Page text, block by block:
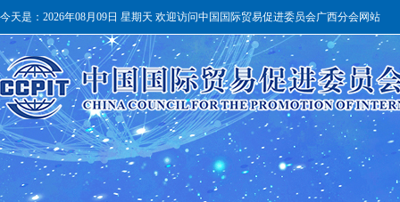
今天是： 2026年08月09日 星期天 欢迎访问中国国际贸易促进委员会广西分会网站